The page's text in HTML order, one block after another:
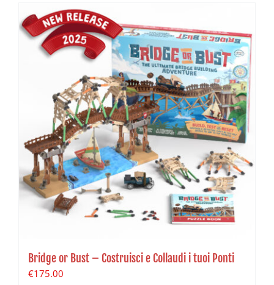
Bridge or Bust – Costruisci e Collaudi i tuoi Ponti
€175.00